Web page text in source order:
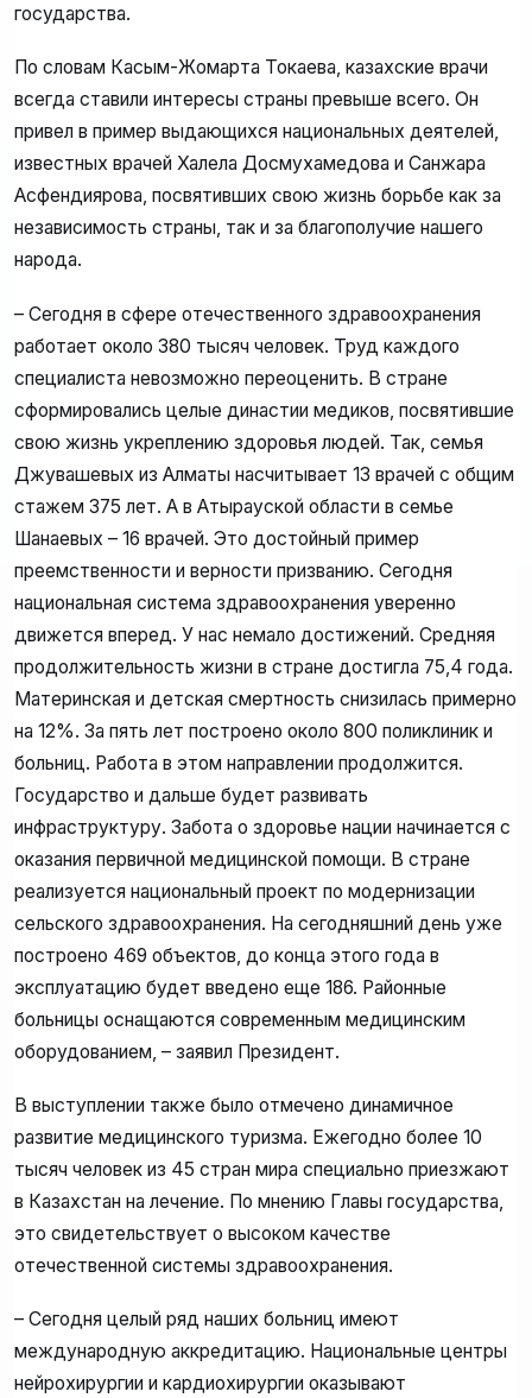
государства.
По словам Касым-Жомарта Токаева, казахские врачи
всегда ставили интересы страны превыше всего. Он
привел в пример выдающихся национальных деятелей,
известных врачей Халела Досмухамедова и Санжара
Асфендиярова, посвятивших свою жизнь борьбе как за
независимость страны, так и за благополучие нашего
народа.
– Сегодня в сфере отечественного здравоохранения
работает около 380 тысяч человек. Труд каждого
специалиста невозможно переоценить. В стране
сформировались целые династии медиков, посвятившие
свою жизнь укреплению здоровья людей. Так, семья
Джувашевых из Алматы насчитывает 13 врачей с общим
стажем 375 лет. А в Атырауской области в семье
Шанаевых – 16 врачей. Это достойный пример
преемственности и верности призванию. Сегодня
национальная система здравоохранения уверенно
движется вперед. У нас немало достижений. Средняя
продолжительность жизни в стране достигла 75,4 года.
Материнская и детская смертность снизилась примерно
на 12%. За пять лет построено около 800 поликлиник и
больниц. Работа в этом направлении продолжится.
Государство и дальше будет развивать
инфраструктуру. Забота о здоровье нации начинается с
оказания первичной медицинской помощи. В стране
реализуется национальный проект по модернизации
сельского здравоохранения. На сегодняшний день уже
построено 469 объектов, до конца этого года в
эксплуатацию будет введено еще 186. Районные
больницы оснащаются современным медицинским
оборудованием, – заявил Президент.
В выступлении также было отмечено динамичное
развитие медицинского туризма. Ежегодно более 10
тысяч человек из 45 стран мира специально приезжают
в Казахстан на лечение. По мнению Главы государства,
это свидетельствует о высоком качестве
отечественной системы здравоохранения.
– Сегодня целый ряд наших больниц имеют
международную аккредитацию. Национальные центры
нейрохирургии и кардиохирургии оказывают